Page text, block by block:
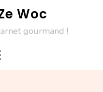
Woc
gourmand !